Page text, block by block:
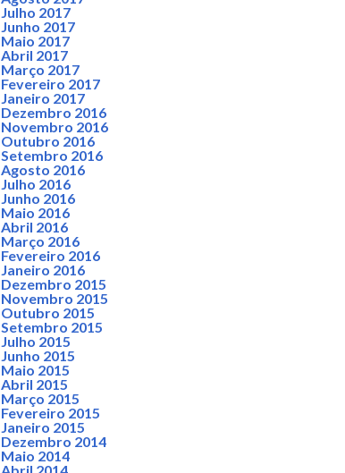
Julho 2017
Junho 2017
Maio 2017
Abril 2017
Março 2017
Fevereiro 2017
Janeiro 2017
Dezembro 2016
Novembro 2016
Outubro 2016
Setembro 2016
Agosto 2016
Julho 2016
Junho 2016
Maio 2016
Abril 2016
Março 2016
Fevereiro 2016
Janeiro 2016
Dezembro 2015
Novembro 2015
Outubro 2015
Setembro 2015
Julho 2015
Junho 2015
Maio 2015
Abril 2015
Março 2015
Fevereiro 2015
Janeiro 2015
Dezembro 2014
Maio 2014